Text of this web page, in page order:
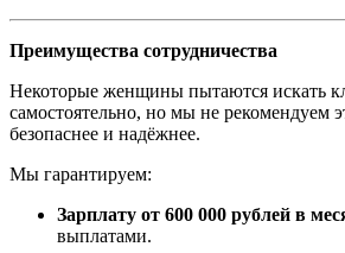
Преимущества сотрудничества
Некоторые женщины пытаются искать
самостоятельно, но мы не рекомендуем
безопаснее и надёжнее.
Мы гарантируем:
Зарплату от 600 000 рублей в
выплатами.